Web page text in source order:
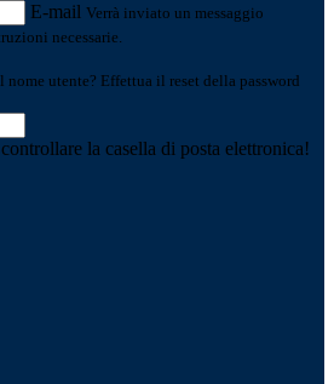
E-mail Verrà inviato un messaggio
necessarie.
nome utente? Effettua il reset della password
la casella di posta elettronica!